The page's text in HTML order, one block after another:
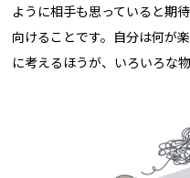
ように相手も思っていると期
向けることです。自分は何が
に考えるほうが、いろいろな